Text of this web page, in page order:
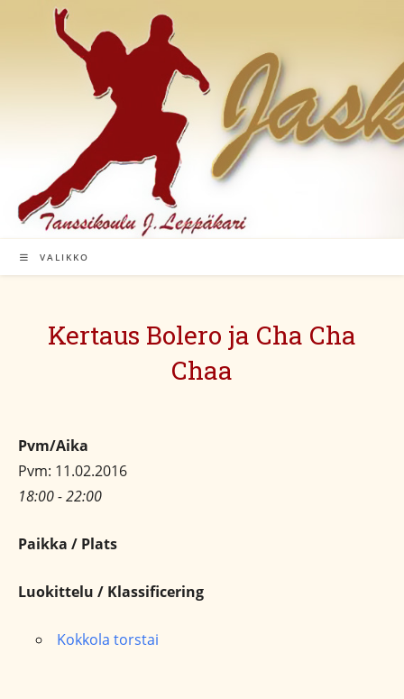
VALIKKO
Kertaus Bolero ja Cha Cha
Chaa
Pvm/Aika
Pvm: 11.02.2016
18:00 - 22:00
Paikka / Plats
Luokittelu / Klassificering
Kokkola torstai